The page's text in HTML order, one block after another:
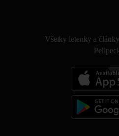
Všetky letenky a